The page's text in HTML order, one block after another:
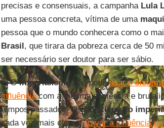
precisas e consensuais, a campanha Lula
uma pessoa concreta, vítima de uma
pessoa que o mundo conhecera como o
Brasil, que tirara da pobreza cerca de 50
ser necessário ser doutor para ser sábio.
2. Oimperialismo não podeusar o
influênciacom a mesma eficiência e
tempos passados. Osobjetivos do
cada vez mais claros:travar a influência